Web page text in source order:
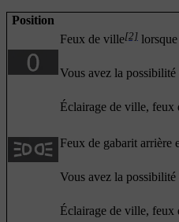
Position
Feux de ville[2]
Vous avez la possibilité
Éclairage de ville, feux
Feux de gabarit arrière
Vous avez la possibilité
Éclairage de ville, feux